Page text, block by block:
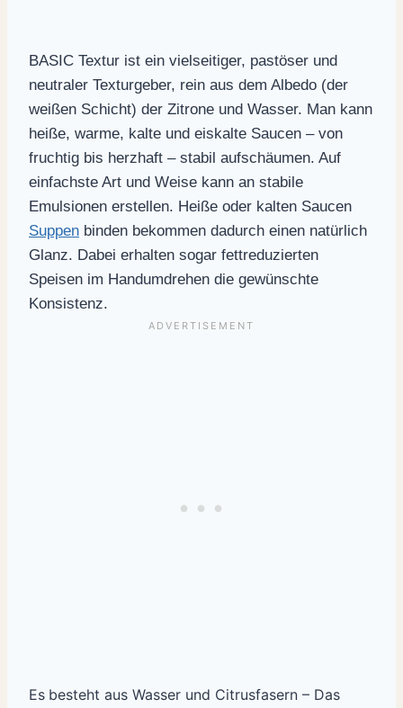
BASIC Textur ist ein vielseitiger, pastöser und
neutraler Texturgeber, rein aus dem Albedo (der
weißen Schicht) der Zitrone und Wasser. Man kann
heiße, warme, kalte und eiskalte Saucen – von
fruchtig bis herzhaft – stabil aufschäumen. Auf
einfachste Art und Weise kann an stabile
Emulsionen erstellen. Heiße oder kalten Saucen
Suppen binden bekommen dadurch einen natürlich
Glanz. Dabei erhalten sogar fettreduzierten
Speisen im Handumdrehen die gewünschte
Konsistenz.
Es besteht aus Wasser und Citrusfasern – Das